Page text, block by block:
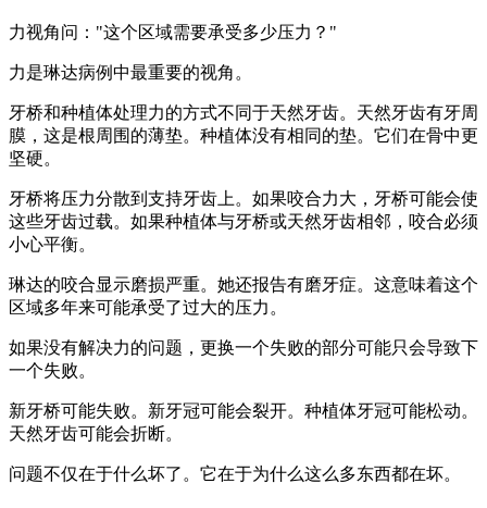
力视角问："这个区域需要承受多少压力？"
力是琳达病例中最重要的视角。
牙桥和种植体处理力的方式不同于天然牙齿。天然牙齿有牙周
膜，这是根周围的薄垫。种植体没有相同的垫。它们在骨中更
坚硬。
牙桥将压力分散到支持牙齿上。如果咬合力大，牙桥可能会使
这些牙齿过载。如果种植体与牙桥或天然牙齿相邻，咬合必须
小心平衡。
琳达的咬合显示磨损严重。她还报告有磨牙症。这意味着这个
区域多年来可能承受了过大的压力。
如果没有解决力的问题，更换一个失败的部分可能只会导致下
一个失败。
新牙桥可能失败。新牙冠可能会裂开。种植体牙冠可能松动。
天然牙齿可能会折断。
问题不仅在于什么坏了。它在于为什么这么多东西都在坏。